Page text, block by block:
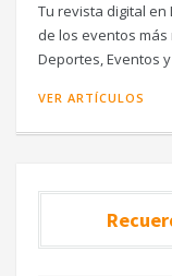
Tu revista digital
de los eventos
Deportes, Eventos
VER ARTÍCULOS